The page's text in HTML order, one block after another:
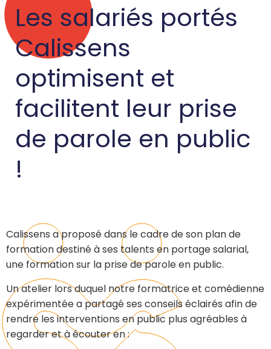
Les salariés portés
Calissens
optimisent et
facilitent leur prise
de parole en public
!
Calissens a proposé dans le cadre de son plan de
formation destiné à ses talents en portage salarial,
une formation sur la prise de parole en public.
Un atelier lors duquel notre formatrice et comédienne
expérimentée a partagé ses conseils éclairés afin de
rendre les interventions en public plus agréables à
regarder et à écouter en :